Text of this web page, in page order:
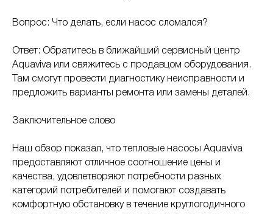
Вопрос: Что делать, если насос сломался?
Ответ: Обратитесь в ближайший сервисный центр
Aquaviva или свяжитесь с продавцом оборудования.
Там смогут провести диагностику неисправности и
предложить варианты ремонта или замены деталей.
Заключительное слово
Наш обзор показал, что тепловые насосы Aquaviva
предоставляют отличное соотношение цены и
качества, удовлетворяют потребности разных
категорий потребителей и помогают создавать
комфортную обстановку в течение круглогодичного